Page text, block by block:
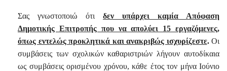
Σας γνωστοποιώ ότι δεν υπάρχει καμία Απόφαση
Δημοτικής Επιτροπής που να απολύει 15 εργαζόμενες,
όπως εντελώς προκλητικά και ανακριβώς ισχυρίζεστε. Οι
συμβάσεις των σχολικών καθαριστριών λήγουν αυτοδίκαια
ως συμβάσεις ορισμένου χρόνου, κάθε έτος τον μήνα Ιούνιο